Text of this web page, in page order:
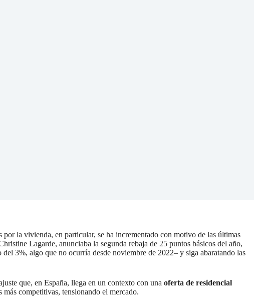
la vivienda, en particular, se ha incrementado con motivo de las últimas
Lagarde, anunciaba la segunda rebaja de 25 puntos básicos del año,
del 3%, algo que no ocurría desde noviembre de 2022– y siga abaratando las
que, en España, llega en un contexto con una oferta de residencial
competitivas, tensionando el mercado.